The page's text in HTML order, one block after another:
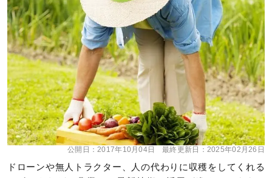
公開日：2017年10月04日 最終更新日： 2025年02月26日
ドローンや無人トラクター、人の代わりに収穫をしてくれる